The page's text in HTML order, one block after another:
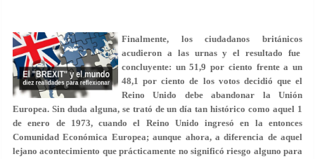
Finalmente, los ciudadanos británicos
acudieron a las urnas y el resultado fue
concluyente: un 51,9 por ciento frente a un
48,1 por ciento de los votos decidió que el
Reino Unido debe abandonar la Unión
Europea. Sin duda alguna, se trató de un día tan histórico como aquel 1
de enero de 1973, cuando el Reino Unido ingresó en la entonces
Comunidad Económica Europea; aunque ahora, a diferencia de aquel
lejano acontecimiento que prácticamente no significó riesgo alguno para